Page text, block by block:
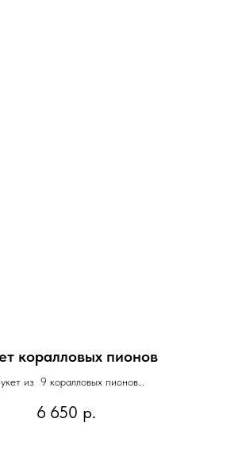
коралловых пионов
из 9 коралловых пионов
6 650 р.